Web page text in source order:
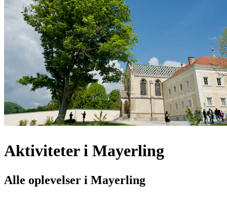
Aktiviteter i Mayerling
Alle oplevelser i Mayerling